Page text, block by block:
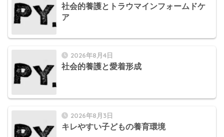
社会的養護とトラウマインフォームドケ
ア
2026年8月4日
社会的養護と愛着形成
2026年8月3日
キレやすい子どもの養育環境